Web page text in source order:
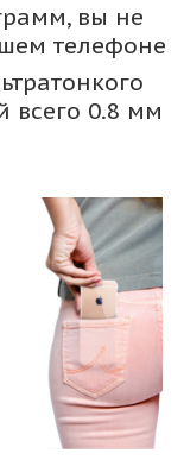
вы не
телефоне
всего 0.8 мм